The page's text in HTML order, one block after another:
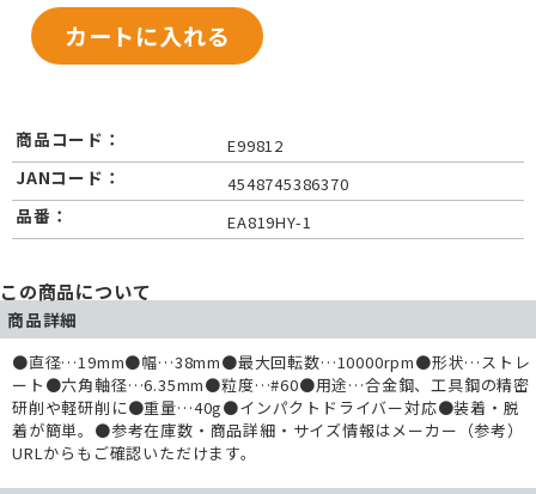
商品コード： E99812
JANコード： 4548745386370
品番： EA819HY-1
この商品について
商品詳細
●直径…19mm●幅…38mm●最大回転数…10000rpm●形状…ストレ
ート●六角軸径…6.35mm●粒度…#60●用途…合金鋼、工具鋼の精密
研削や軽研削に●重量…40g●インパクトドライバー対応●装着・脱
着が簡単。●参考在庫数・商品詳細・サイズ情報はメーカー（参考）
URLからもご確認いただけます。